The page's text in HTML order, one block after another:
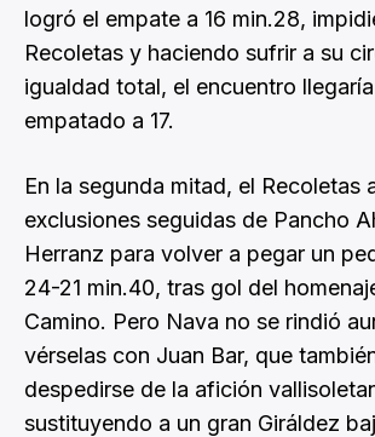
logró el empate a 16 min.28,
Recoletas y haciendo sufrir a su
igualdad total, el encuentro
empatado a 17.
En la segunda mitad, el Recoletas
exclusiones seguidas de Pancho
Herranz para volver a pegar un
24-21 min.40, tras gol del
Camino. Pero Nava no se rindió
vérselas con Juan Bar, que
despedirse de la afición
sustituyendo a un gran Giráldez